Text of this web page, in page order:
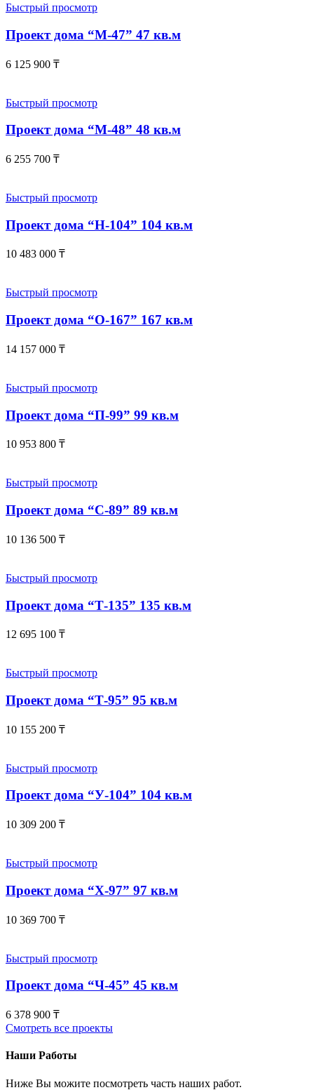
Быстрый просмотр
Проект дома “М-47” 47 кв.м
6 125 900 ₸
Быстрый просмотр
Проект дома “М-48” 48 кв.м
6 255 700 ₸
Быстрый просмотр
Проект дома “Н-104” 104 кв.м
10 483 000 ₸
Быстрый просмотр
Проект дома “О-167” 167 кв.м
14 157 000 ₸
Быстрый просмотр
Проект дома “П-99” 99 кв.м
10 953 800 ₸
Быстрый просмотр
Проект дома “С-89” 89 кв.м
10 136 500 ₸
Быстрый просмотр
Проект дома “Т-135” 135 кв.м
12 695 100 ₸
Быстрый просмотр
Проект дома “Т-95” 95 кв.м
10 155 200 ₸
Быстрый просмотр
Проект дома “У-104” 104 кв.м
10 309 200 ₸
Быстрый просмотр
Проект дома “Х-97” 97 кв.м
10 369 700 ₸
Быстрый просмотр
Проект дома “Ч-45” 45 кв.м
6 378 900 ₸
Смотреть все проекты
Наши Работы
Ниже Вы можите посмотреть часть наших работ.